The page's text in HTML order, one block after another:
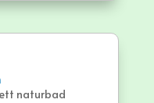
naturbad